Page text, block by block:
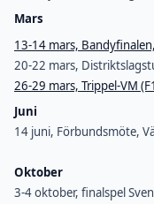
Mars
13-14 mars,
20-22 mars,
26-29 mars, Trippel-VM
Juni
14 juni, Förbundsmöte,
Oktober
3-4 oktober, finalspel